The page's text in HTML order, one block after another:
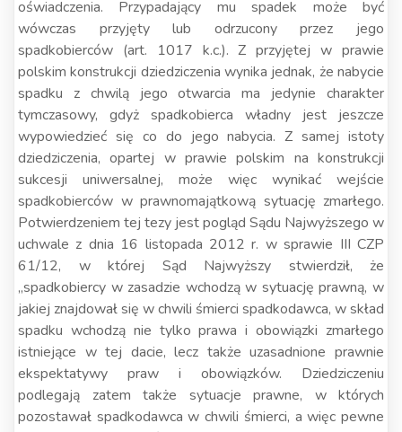
oświadczenia. Przypadający mu spadek może być
wówczas przyjęty lub odrzucony przez jego
spadkobierców (art. 1017 k.c.). Z przyjętej w prawie
polskim konstrukcji dziedziczenia wynika jednak, że nabycie
spadku z chwilą jego otwarcia ma jedynie charakter
tymczasowy, gdyż spadkobierca władny jest jeszcze
wypowiedzieć się co do jego nabycia. Z samej istoty
dziedziczenia, opartej w prawie polskim na konstrukcji
sukcesji uniwersalnej, może więc wynikać wejście
spadkobierców w prawnomajątkową sytuację zmarłego.
Potwierdzeniem tej tezy jest pogląd Sądu Najwyższego w
uchwale z dnia 16 listopada 2012 r. w sprawie III CZP
61/12, w której Sąd Najwyższy stwierdził, że
„spadkobiercy w zasadzie wchodzą w sytuację prawną, w
jakiej znajdował się w chwili śmierci spadkodawca, w skład
spadku wchodzą nie tylko prawa i obowiązki zmarłego
istniejące w tej dacie, lecz także uzasadnione prawnie
ekspektatywy praw i obowiązków. Dziedziczeniu
podlegają zatem także sytuacje prawne, w których
pozostawał spadkodawca w chwili śmierci, a więc pewne